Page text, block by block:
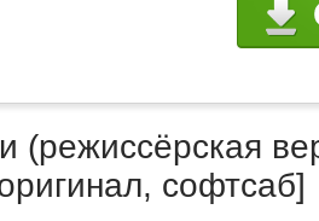
(режиссёрская
софтсаб]